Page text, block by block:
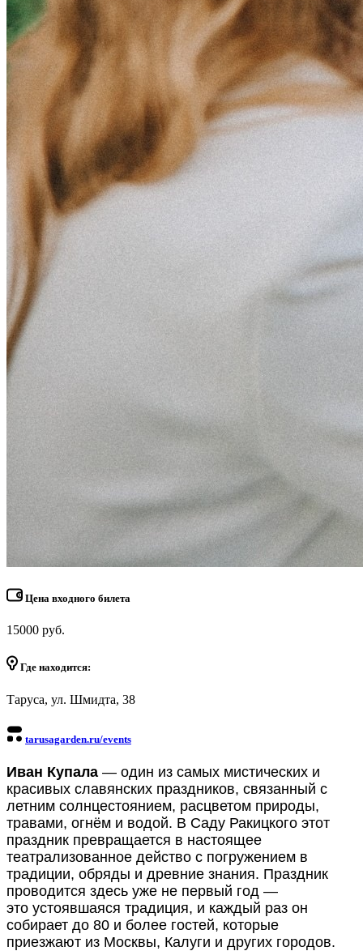
Цена входного билета
15000 руб.
Где находится:
Таруса, ул. Шмидта, 38
tarusagarden.ru/events
Иван Купала — один из самых мистических и
красивых славянских праздников, связанный с
летним солнцестоянием, расцветом природы,
травами, огнём и водой. В Саду Ракицкого этот
праздник превращается в настоящее
театрализованное действо с погружением в
традиции, обряды и древние знания. Праздник
проводится здесь уже не первый год —
это устоявшаяся традиция, и каждый раз он
собирает до 80 и более гостей, которые
приезжают из Москвы, Калуги и других городов.